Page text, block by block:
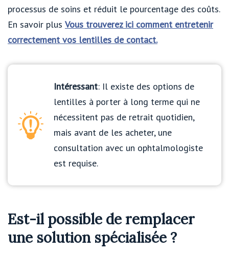
processus de soins et réduit le pourcentage des coûts.
En savoir plus Vous trouverez ici comment entretenir
correctement vos lentilles de contact.
Intéressant: Il existe des options de
lentilles à porter à long terme qui ne
nécessitent pas de retrait quotidien,
mais avant de les acheter, une
consultation avec un ophtalmologiste
est requise.
Est-il possible de remplacer
une solution spécialisée ?